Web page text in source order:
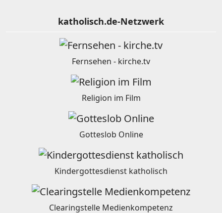
katholisch.de-Netzwerk
Fernsehen - kirche.tv
Religion im Film
Gotteslob Online
Kindergottesdienst katholisch
Clearingstelle Medienkompetenz